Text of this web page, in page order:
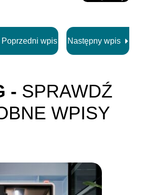
Poprzedni wpis Następny wpis
- SPRAWDŹ
WPISY